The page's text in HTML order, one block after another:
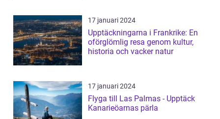
17 januari 2024
Upptäckningarna i Frankrike: En
oförglömlig resa genom kultur,
historia och vacker natur
17 januari 2024
Flyga till Las Palmas - Upptäck
Kanarieöarnas pärla